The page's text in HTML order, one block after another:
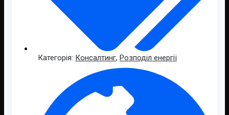
Категорія: Консалтинг, Розподіл енергії